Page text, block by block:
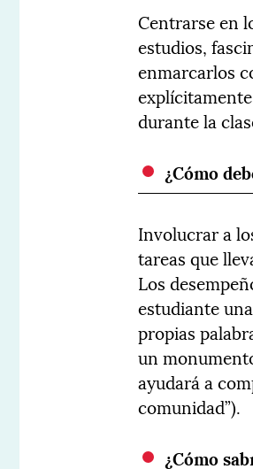
Centrarse en
estudios,
enmarcarlos
durante la
¿Cómo
Involucrar a
tareas que
Los
estudiante
propias
un
ayudará a
comunidad”).
¿Cómo